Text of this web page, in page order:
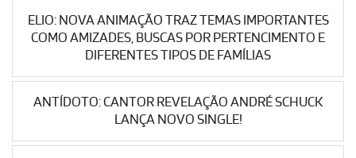
ELIO: NOVA ANIMAÇÃO TRAZ TEMAS IMPORTANTES
COMO AMIZADES, BUSCAS POR PERTENCIMENTO E
DIFERENTES TIPOS DE FAMÍLIAS
ANTÍDOTO: CANTOR REVELAÇÃO ANDRÉ SCHUCK
LANÇA NOVO SINGLE!